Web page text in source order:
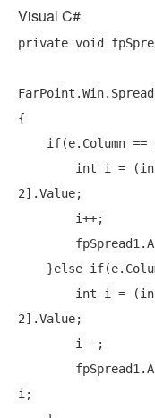
Visual C#
private void
{
if(e.Column
int i = (
2].Value;
    }else
if
int i = (
2].Value;
i;